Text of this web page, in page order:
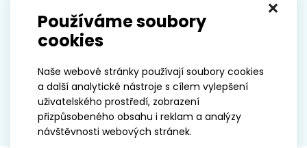
×
Používáme soubory
cookies
Naše webové stránky používají soubory cookies
a další analytické nástroje s cílem vylepšení
uživatelského prostředí, zobrazení
přizpůsobeného obsahu i reklam a analýzy
návštěvnosti webových stránek.